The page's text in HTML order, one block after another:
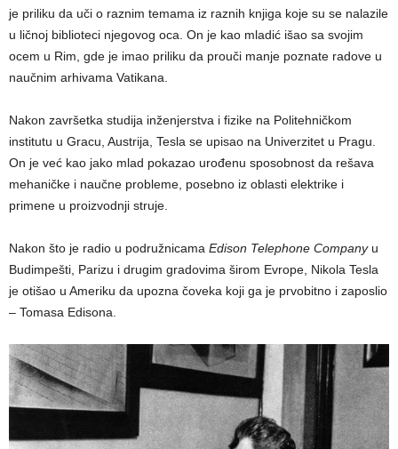
je priliku da uči o raznim temama iz raznih knjiga koje su se nalazile
u ličnoj biblioteci njegovog oca. On je kao mladić išao sa svojim
ocem u Rim, gde je imao priliku da prouči manje poznate radove u
naučnim arhivama Vatikana.
Nakon završetka studija inženjerstva i fizike na Politehničkom
institutu u Gracu, Austrija, Tesla se upisao na Univerzitet u Pragu.
On je već kao jako mlad pokazao urođenu sposobnost da rešava
mehaničke i naučne probleme, posebno iz oblasti elektrike i
primene u proizvodnji struje.
Nakon što je radio u podružnicama Edison Telephone Companyu
Budimpešti, Parizu i drugim gradovima širom Evrope, Nikola Tesla
je otišao u Ameriku da upozna čoveka koji ga je prvobitno i zaposlio
– Tomasa Edisona.